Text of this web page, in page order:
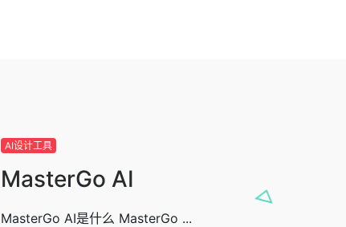
AI设计工具
MasterGo AI
MasterGo AI是什么 MasterGo ...